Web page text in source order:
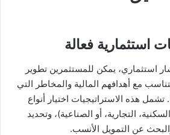
استثمارية فعالة
استثماري، يمكن للمستثمرين تطوير
مع أهدافهم المالية والمخاطر التي
هذه الاستراتيجيات اختيار أنواع
التجارية، أو الصناعية)، وتحديد
عن التمويل الأنسب.